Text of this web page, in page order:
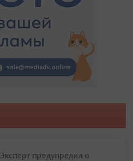
Эксперт предупредил о